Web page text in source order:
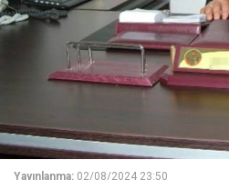
Yayınlanma: 02/08/2024 23:50